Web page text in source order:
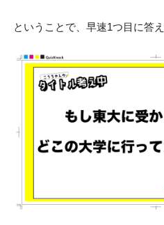
ということで、早速1つ目に答